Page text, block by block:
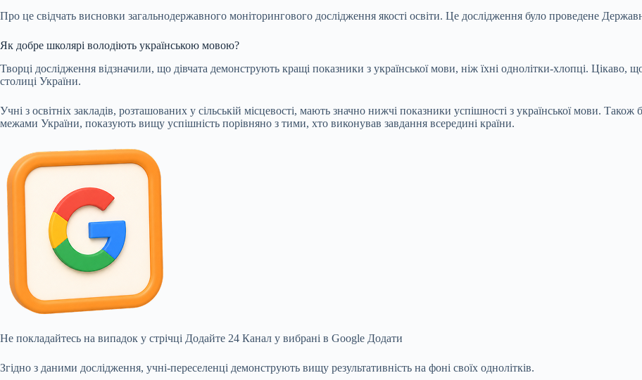
Про це свідчать висновки загальнодержавного моніторингового дослідження якості освіти. Це дослідження було проведене
Як добре школярі володіють українською мовою?
Творці дослідження відзначили, що дівчата демонструють кращі показники з української мови, ніж їхні однолітки-хлопці. Цікаво,
столиці України.
Учні з освітніх закладів, розташованих у сільській місцевості, мають значно нижчі показники успішності з української мови.
межами України, показують вищу успішність порівняно з тими, хто виконував завдання всередині країни.
Не покладайтесь на випадок у стрічці Додайте 24 Канал у вибрані в Google Додати
Згідно з даними дослідження, учні-переселенці демонструють вищу результативність на фоні своїх однолітків.